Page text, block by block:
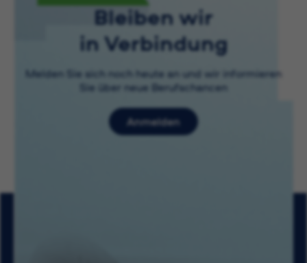
Bleiben wir
in Verbindung
Melden Sie sich noch heute an und wir informieren
Sie über neue Berufschancen
Anmelden